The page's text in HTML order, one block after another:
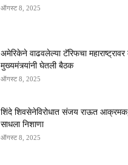
ऑगस्ट 8, 2025
अमेरिकेने वाढवलेल्या टॅरिफचा महाराष्ट्रावर
मुख्यमंत्र्यांनी घेतली बैठक
ऑगस्ट 8, 2025
शिंदे शिवसेनेविरोधात संजय राऊत
साधला निशाणा
ऑगस्ट 8, 2025